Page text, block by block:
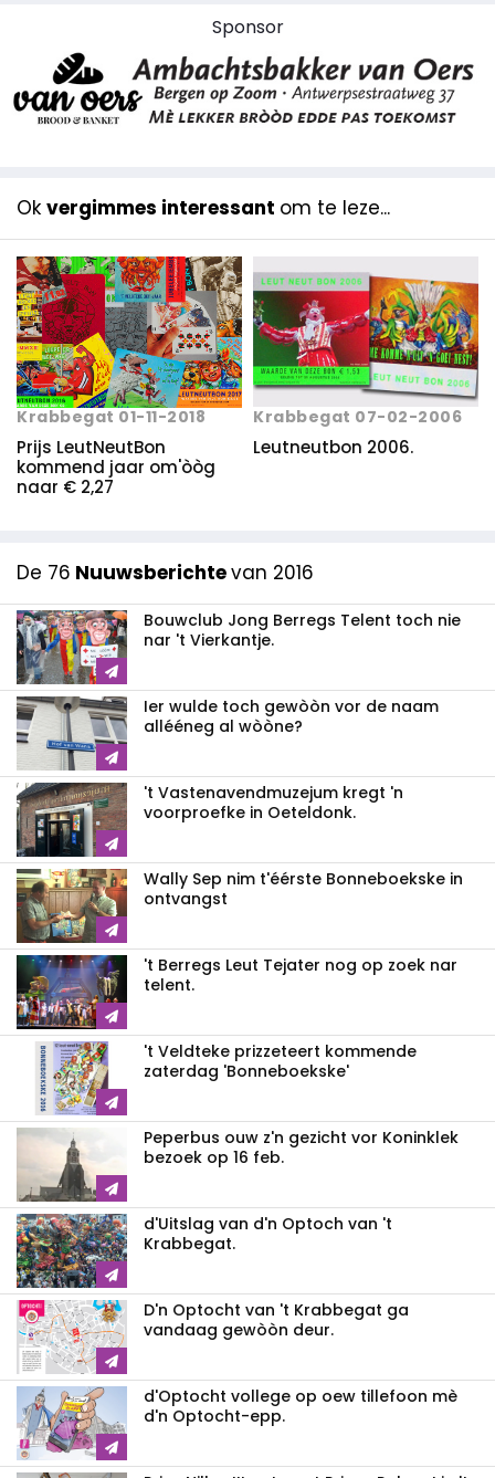
Sponsor
Ok vergimmes interessant om te leze...
Krabbegat 01-11-2018
Prijs LeutNeutBon
kommend jaar om'òòg
naar € 2,27
Krabbegat 07-02-2006
Leutneutbon 2006.
De 76 Nuuwsberichtevan 2016
Bouwclub Jong Berregs Telent toch nie
nar 't Vierkantje.
Ier wulde toch gewòòn vor de naam
allééneg al wòòne?
't Vastenavendmuzejum kregt 'n
voorproefke in Oeteldonk.
Wally Sep nim t'éérste Bonneboekske in
ontvangst
't Berregs Leut Tejater nog op zoek nar
telent.
't Veldteke prizzeteert kommende
zaterdag 'Bonneboekske'
Peperbus ouw z'n gezicht vor Koninklek
bezoek op 16 feb.
d'Uitslag van d'n Optoch van 't
Krabbegat.
D'n Optocht van 't Krabbegat ga
vandaag gewòòn deur.
d'Optocht vollege op oew tillefoon mè
d'n Optocht-epp.